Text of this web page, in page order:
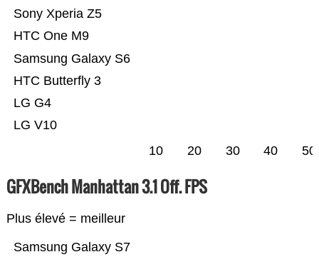
LG V10
LG G4
HTC Butterfly 3
Samsung Galaxy S6
HTC One M9
Sony Xperia Z5
10 20 30 40 50
GFXBench Manhattan 3.1 Off. FPS
Plus élevé = meilleur
Samsung Galaxy S7